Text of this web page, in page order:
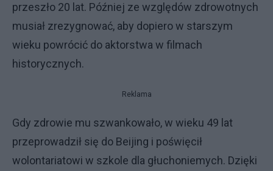
przeszło 20 lat. Później ze względów zdrowotnych
musiał zrezygnować, aby dopiero w starszym
wieku powrócić do aktorstwa w filmach
historycznych.
Reklama
Gdy zdrowie mu szwankowało, w wieku 49 lat
przeprowadził się do Beijing i poświęcił
wolontariatowi w szkole dla głuchoniemych. Dzięki